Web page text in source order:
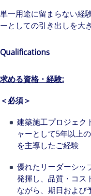
単一用途に留まらない経
ーとしての引き出しを大
Qualifications
求める資格・経験:
＜必須＞
建築施工プロジェク
ャーとして5年以上
を主導したご経験
優れたリーダーシッ
発揮し、品質・コス
ながら、期日および